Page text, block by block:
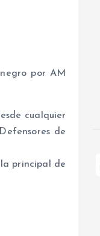
por AM
cualquier
de
principal de